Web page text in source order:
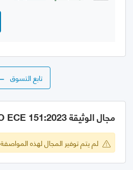
تابع التسوق
مجال الوثيقة GSO ECE 151:2023
لم يتم توفير المجال لهذه المواصفة